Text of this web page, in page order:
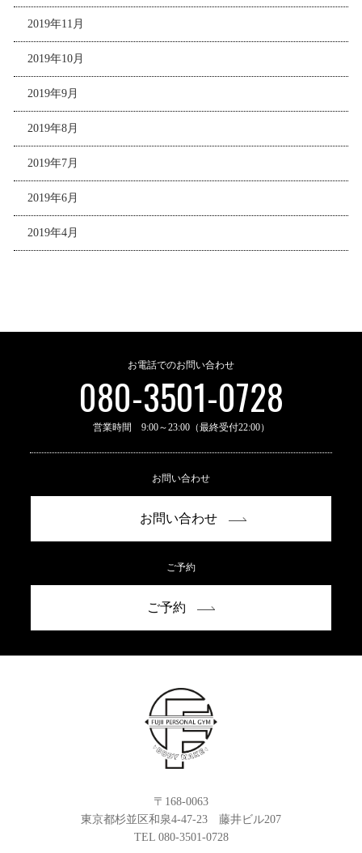
2019年11月
2019年10月
2019年9月
2019年8月
2019年7月
2019年6月
2019年4月
お電話でのお問い合わせ
080-3501-0728
営業時間 9:00～23:00（最終受付22:00）
お問い合わせ
お問い合わせ
ご予約
ご予約
〒168-0063
東京都杉並区和泉4-47-23 藤井ビル207
TEL 080-3501-0728